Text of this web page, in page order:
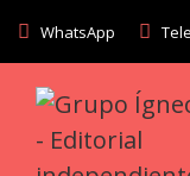
WhatsApp